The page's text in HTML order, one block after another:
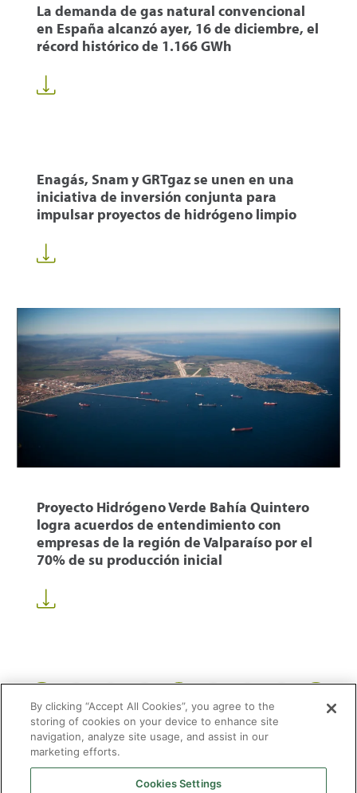
La demanda de gas natural convencional
en España alcanzó ayer, 16 de diciembre, el
récord histórico de 1.166 GWh
Enagás, Snam y GRTgaz se unen en una
iniciativa de inversión conjunta para
impulsar proyectos de hidrógeno limpio
Proyecto Hidrógeno Verde Bahía Quintero
logra acuerdos de entendimiento con
empresas de la región de Valparaíso por el
70% de su producción inicial
By clicking “Accept All Cookies”, you agree to the
storing of cookies on your device to enhance site
navigation, analyze site usage, and assist in our
marketing efforts.
Cookies Settings